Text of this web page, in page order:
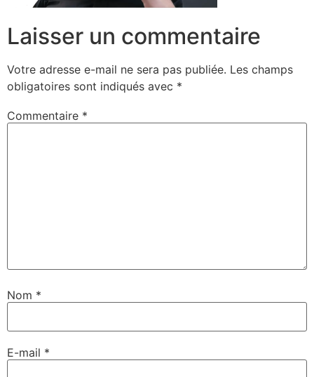
Laisser un commentaire
Votre adresse e-mail ne sera pas publiée. Les champs
obligatoires sont indiqués avec *
Commentaire *
Nom *
E-mail *